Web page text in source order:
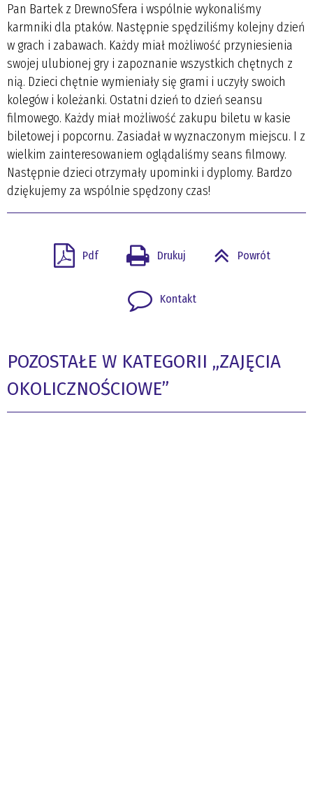
Pan Bartek z DrewnoSfera i wspólnie wykonaliśmy
karmniki dla ptaków. Następnie spędziliśmy kolejny dzień
w grach i zabawach. Każdy miał możliwość przyniesienia
swojej ulubionej gry i zapoznanie wszystkich chętnych z
nią. Dzieci chętnie wymieniały się grami i uczyły swoich
kolegów i koleżanki. Ostatni dzień to dzień seansu
filmowego. Każdy miał możliwość zakupu biletu w kasie
biletowej i popcornu. Zasiadał w wyznaczonym miejscu. I z
wielkim zainteresowaniem oglądaliśmy seans filmowy.
Następnie dzieci otrzymały upominki i dyplomy. Bardzo
dziękujemy za wspólnie spędzony czas!
Pdf Drukuj Powrót
Kontakt
POZOSTAŁE W KATEGORII „ZAJĘCIA
OKOLICZNOŚCIOWE”